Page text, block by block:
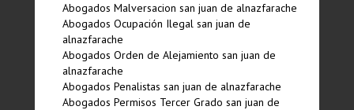
Abogados Malversacion san juan de alnazfarache
Abogados Ocupación Ilegal san juan de
alnazfarache
Abogados Orden de Alejamiento san juan de
alnazfarache
Abogados Penalistas san juan de alnazfarache
Abogados Permisos Tercer Grado san juan de